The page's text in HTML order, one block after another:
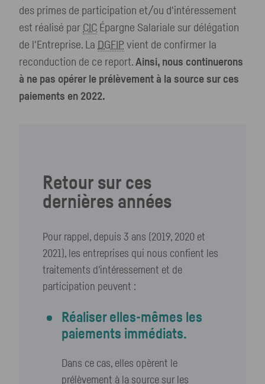
des primes de participation et/ou d'intéressement
est réalisé par CIC Épargne Salariale sur délégation
de l'Entreprise. La DGFIP vient de confirmer la
reconduction de ce report. Ainsi, nous continuerons
à ne pas opérer le prélèvement à la source sur ces
paiements en 2022.
Retour sur ces
dernières années
Pour rappel, depuis 3 ans (2019, 2020 et
2021), les entreprises qui nous confient les
traitements d'intéressement et de
participation peuvent :
Réaliser elles-mêmes les
paiements immédiats.
Dans ce cas, elles opèrent le
prélèvement à la source sur les